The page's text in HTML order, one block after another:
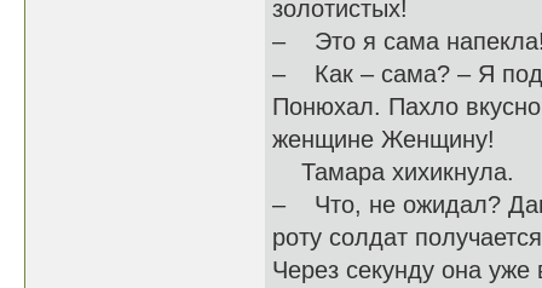
золотистых!
– Это я сама
– Как – сама? – Я
Понюхал. Пахло
женщине Женщину!
Тамара хихикнула.
– Что, не ожидал?
роту солдат
Через секунду она уже